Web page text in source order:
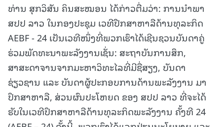
ທ່ານ ສຸກວິສັນ ຄິນສະໝອນ ໄດ້ກ່າວຕື່ມວ່າ: ການນຳພາ
ສປປ ລາວ ໃນກອງປະຊຸມ ເວທີປືກສາຫາລືດ້ານທຸລະກິດ
AEBF - 24 ເປັນເວທີໜຶ່ງທີ່ພວກເຮົາໄດ້ເຊີນຊວນບັນດາຄູ່
ຮ່ວມພັດທະນາພະລັງງານເຊັ່ນ: ສະຖາບັນການສຶກ,
ສາສະດາຈານຈາກມະຫາວິທະໄລທີ່ມີຊື່ສຽງ, ບັນດາ
ຊ່ຽວຊານ ແລະ ບັນດາຜູ້ປະກອບການດ້ານພະລັງງານ ມາ
ປຶກສາຫາລື, ສ່ວນຜົນປະໂຫຍດ ຂອງ ສປປ ລາວ ທີ່ຈະໄດ້
ຮັບໃນເວທີປຶກສາຫາລືດ້ານທຸລະກິດພະລັງງານ ຄັ້ງທີ 24